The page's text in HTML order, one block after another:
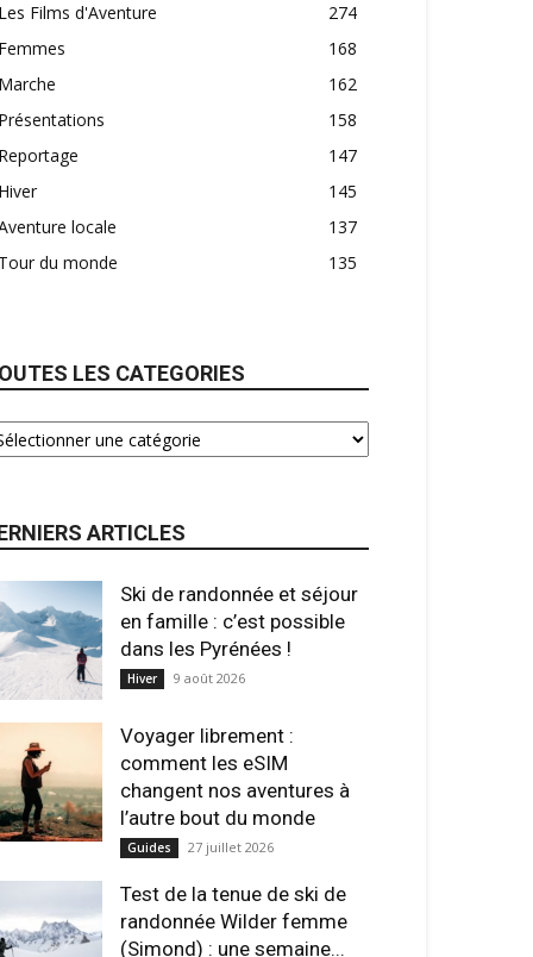
Films d'Aventure
274
168
162
158
147
145
locale
137
du monde
135
LES CATEGORIES
ARTICLES
Ski de randonnée et séjour
en famille : c’est possible
dans les Pyrénées !
Hiver 9 août 2026
Voyager librement :
comment les eSIM
changent nos aventures à
l’autre bout du monde
Guides 27 juillet 2026
Test de la tenue de ski de
randonnée Wilder femme
(Simond) : une semaine...